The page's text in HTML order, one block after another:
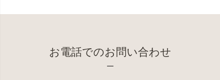
お電話でのお問い合わせ